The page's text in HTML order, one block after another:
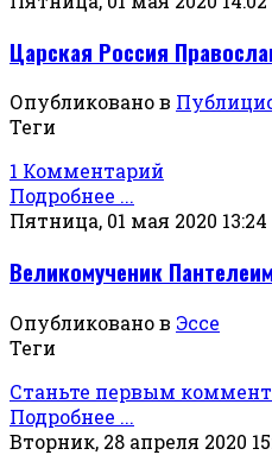
Царская Россия
Опубликовано в
Теги
1 Комментарий
Подробнее ...
Пятница, 01 мая 2020 13:24
Великомученик
Опубликовано в Эссе
Теги
Станьте первым
Подробнее ...
Вторник, 28 апреля 2020